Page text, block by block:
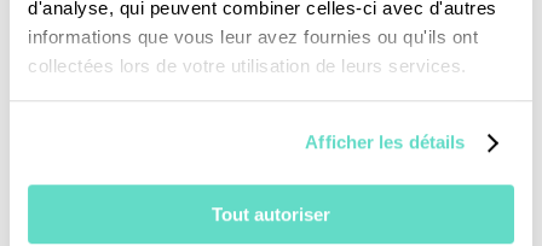
d'analyse, qui peuvent combiner celles-ci avec d'autres
informations que vous leur avez fournies ou qu'ils ont
collectées lors de votre utilisation de leurs services.
Afficher les détails
Tout autoriser
Je fais un don
TOUS NOS PROGRAMMES